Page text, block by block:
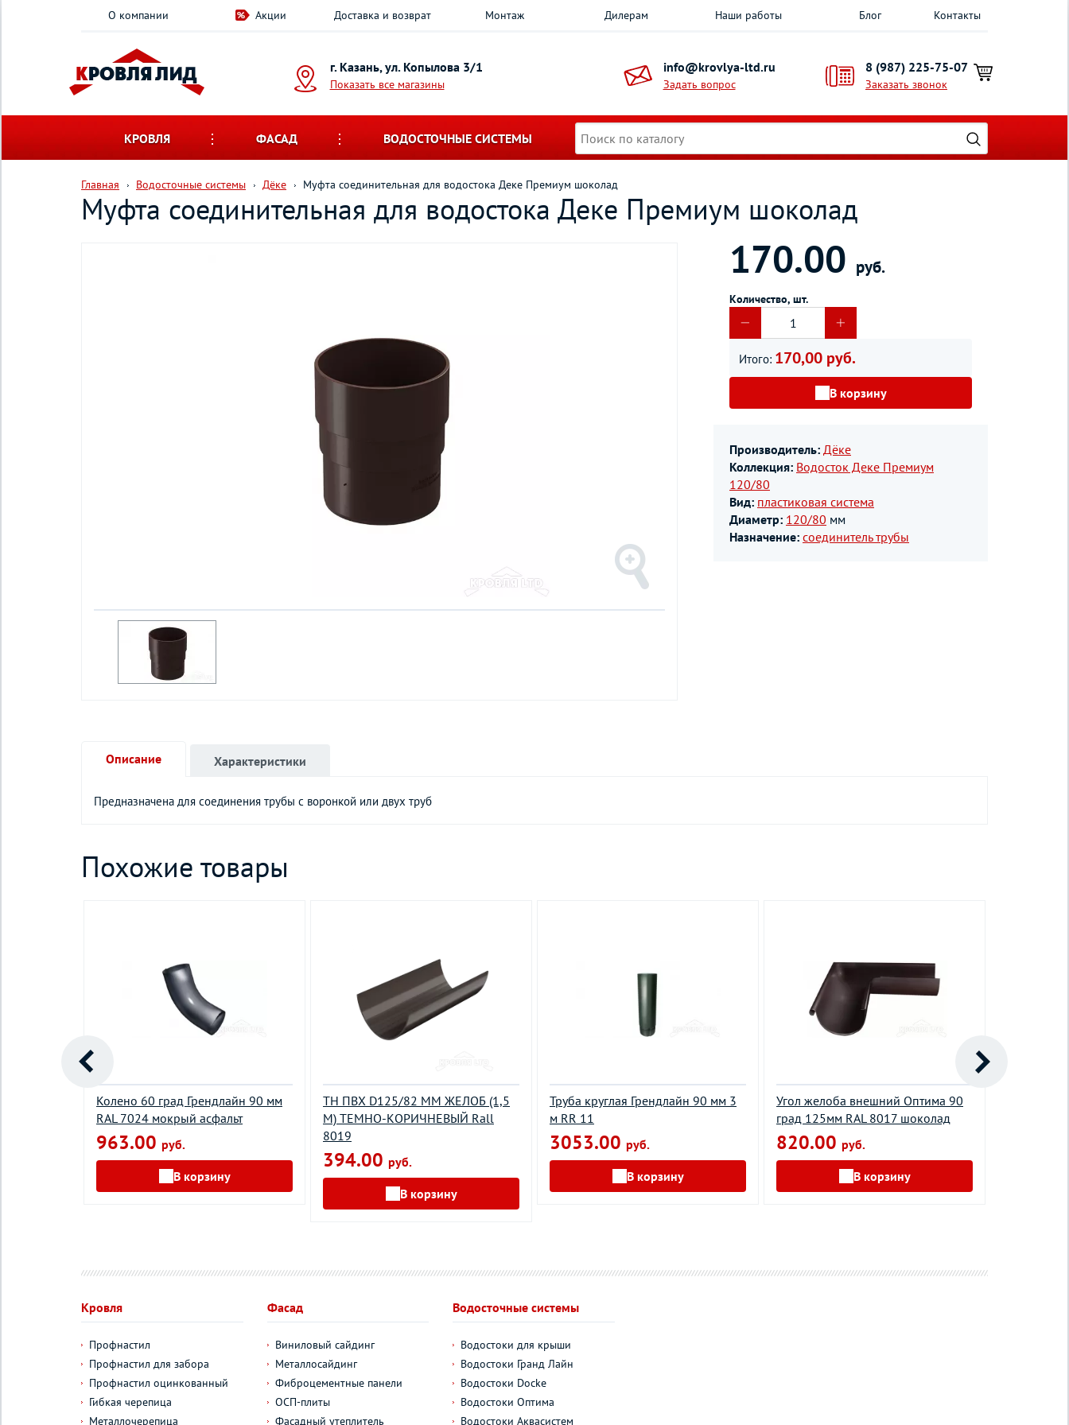
О компании Акции Доставка и возврат Монтаж Дилерам Наши работы Блог Контакты
г. Казань, ул. Копылова 3/1
Показать все магазины
info@krovlya-ltd.ru
Задать вопрос
8 (987) 225-75-07
Заказать звонок
КРОВЛЯ ФАСАД ВОДОСТОЧНЫЕ СИСТЕМЫ
Главная Водосточные системы Дёке Муфта соединительная для водостока Деке Премиум шоколад
Муфта соединительная для водостока Деке Премиум шоколад
170.00 руб.
Количество, шт.
Итого: 170,00 руб.
В корзину
Производитель: Дёке
Коллекция: Водосток Деке Премиум
120/80
Вид: пластиковая система
Диаметр: 120/80 мм
Назначение: соединитель трубы
Описание
Предназначена для соединения трубы с воронкой или двух труб
Характеристики
Похожие товары
Колено 60 град Грендлайн 90 мм
RAL 7024 мокрый асфальт
963.00 руб.
В корзину
ТН ПВХ D125/82 ММ ЖЕЛОБ (1,5
М) ТЕМНО-КОРИЧНЕВЫЙ Rall
8019
394.00 руб.
В корзину
Труба круглая Грендлайн 90 мм 3
м RR 11
3053.00 руб.
В корзину
Угол желоба внешний Oптима 90
град 125мм RAL 8017 шоколад
820.00 руб.
В корзину
Кровля
Профнастил
Профнастил для забора
Профнастил оцинкованный
Гибкая черепица
Металлочерепица
Фасад
Виниловый сайдинг
Металлосайдинг
Фиброцементные панели
ОСП-плиты
Фасадный утеплитель
Водосточные системы
Водостоки для крыши
Водостоки Гранд Лайн
Водостоки Docke
Водостоки Оптима
Водостоки Аквасистем